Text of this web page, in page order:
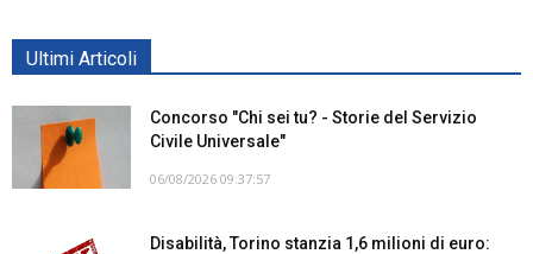
Ultimi Articoli
Concorso "Chi sei tu? - Storie del Servizio
Civile Universale"
06/08/2026 09:37:57
Disabilità, Torino stanzia 1,6 milioni di euro: